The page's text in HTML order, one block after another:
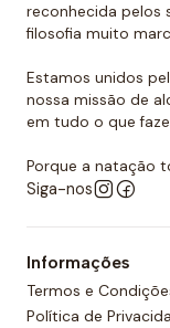
polo aquático
importância.
água durante o
do homem que
usados sem
desportos
Além disso,
um forro
cordão ajustável
reconhecida pelos
filosofia muito
Estamos unidos
nossa missão de
em tudo o que
Porque a natação
Siga-nos
Informações
Termos e
Política de